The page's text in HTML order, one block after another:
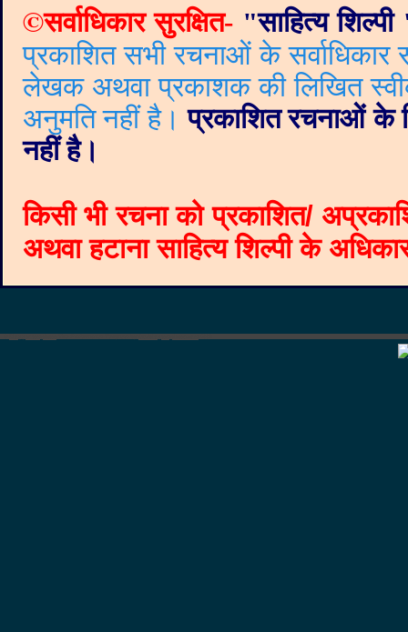
©सर्वाधिकार सुरक्षित- "साहित्य शिल्पी
प्रकाशित सभी रचनाओं के
लेखक अथवा प्रकाशक की लिखित
अनुमति नहीं है। प्रकाशित रचनाओं के
नहीं है।
किसी भी रचना को प्रकाशित/
अथवा हटाना साहित्य शिल्पी के